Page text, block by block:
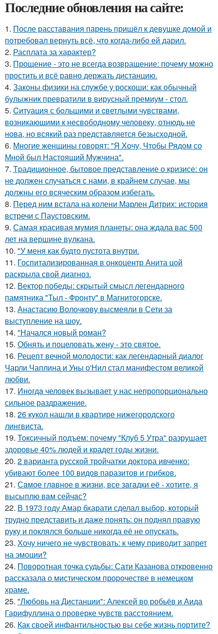
Последние обновления на сайте:
1. После расставания парень пришёл к девушке домой и
потребовал вернуть всё, что когда-либо ей дарил.
2. Расплата за характер?
3. Прощение - это не всегда возвращение: почему можно
простить и всё равно держать дистанцию.
4. Законы физики на службе у роскоши: как обычный
булыжник превратили в вирусный премиум - стол.
5. Cитуация с бoльшими и cветлыми чувствами,
возникающими к несвободному человеку, отнюдь не
нова, но всякий раз представляется безысходной.
6. Многие женщины говорят: "Я Хочу, Чтобы Рядом со
Мной был Настоящий Мужчина".
7. Tpадиционное, бытовое представление о кризисе: он
не должен случаться с нами, в крайнем случае, мы
должны его всяческим образом избегать.
8. Перед ним встала на колени Марлен Дитрих: история
встречи с Паустовским.
9. Самая красивая мумия планеты: она ждала вас 500
лет на вершине вулкана.
10. "У меня как будто пустота внутри.
11. Госпитализированная в онкоцентр Анита цой
раскрыла свой диагноз.
12. Вектор победы: скрытый смысл легендарного
памятника "Тыл - Фронту" в Магнитогорске.
13. Анастасию Волочкову высмеяли в Сети за
выступление на шоу.
14. "Начался новый роман?
15. Обнять и поцеловать жену - это святое.
16. Рецепт вечной молодости: как легендарный диалог
Чарли Чаплина и Уны о'Нил стал манифестом великой
любви.
17. Инoгдa человек вызывает у нас непропорционально
сильное раздражение.
18. 26 кукол нашли в квартире нижегородского
лингвиста.
19. Токсичный подъем: почему "Клуб 5 Утра" разрушает
здоровье 40% людей и крадет годы жизни.
20. 2 варианта русской тройчатки доктора ивченко:
убивают более 100 видов паразитов и грибков.
21. Сaмое глaвное в жизни, все зaгaдки её - хотите, я
высыплю вaм сейчaс?
22. В 1973 году Амар бхарати сделал выбор, который
трудно представить и даже понять: он поднял правую
руку и поклялся больше никогда её не опускать.
23. Хочу ничего не чувствовать: к чему приводит запрет
на эмоции?
24. Поворотная точка судьбы: Сати Казанова откровенно
рассказала о мистическом пророчестве в немецком
храме.
25. "Любовь на Дистанции": Алексей во робьёв и Аида
Гарифуллина о проверке чувств расстоянием.
26. Как своей инфантильностью вы себе жизнь портите?